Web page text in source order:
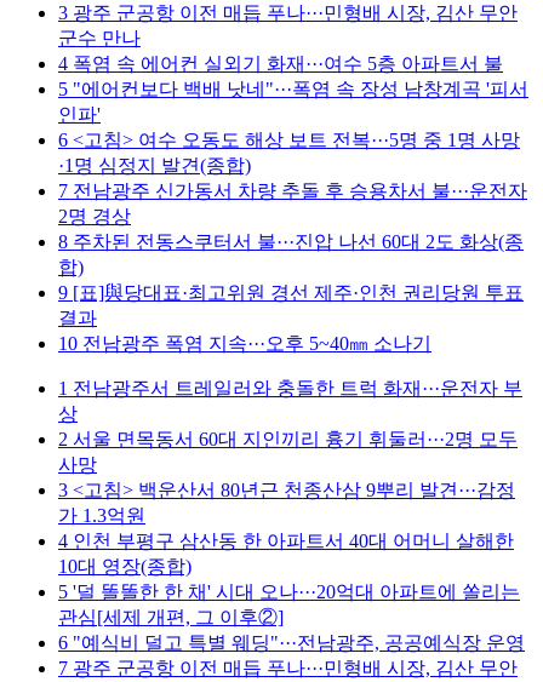
3 광주 군공항 이전 매듭 푸나···민형배 시장, 김산 무안
군수 만나
4 폭염 속 에어컨 실외기 화재···여수 5층 아파트서 불
5 "에어컨보다 백배 낫네"···폭염 속 장성 남창계곡 '피서
인파'
6 <고침> 여수 오동도 해상 보트 전복···5명 중 1명 사망
·1명 심정지 발견(종합)
7 전남광주 신가동서 차량 추돌 후 승용차서 불···운전자
2명 경상
8 주차된 전동스쿠터서 불···진압 나선 60대 2도 화상(종
합)
9 [표]與당대표·최고위원 경선 제주·인천 권리당원 투표
결과
10 전남광주 폭염 지속···오후 5~40㎜ 소나기
1 전남광주서 트레일러와 충돌한 트럭 화재···운전자 부
상
2 서울 면목동서 60대 지인끼리 흉기 휘둘러···2명 모두
사망
3 <고침> 백운산서 80년근 천종산삼 9뿌리 발견···감정
가 1.3억원
4 인천 부평구 삼산동 한 아파트서 40대 어머니 살해한
10대 영장(종합)
5 '덜 똘똘한 한 채' 시대 오나···20억대 아파트에 쏠리는
관심[세제 개편, 그 이후②]
6 "예식비 덜고 특별 웨딩"···전남광주, 공공예식장 운영
7 광주 군공항 이전 매듭 푸나···민형배 시장, 김산 무안